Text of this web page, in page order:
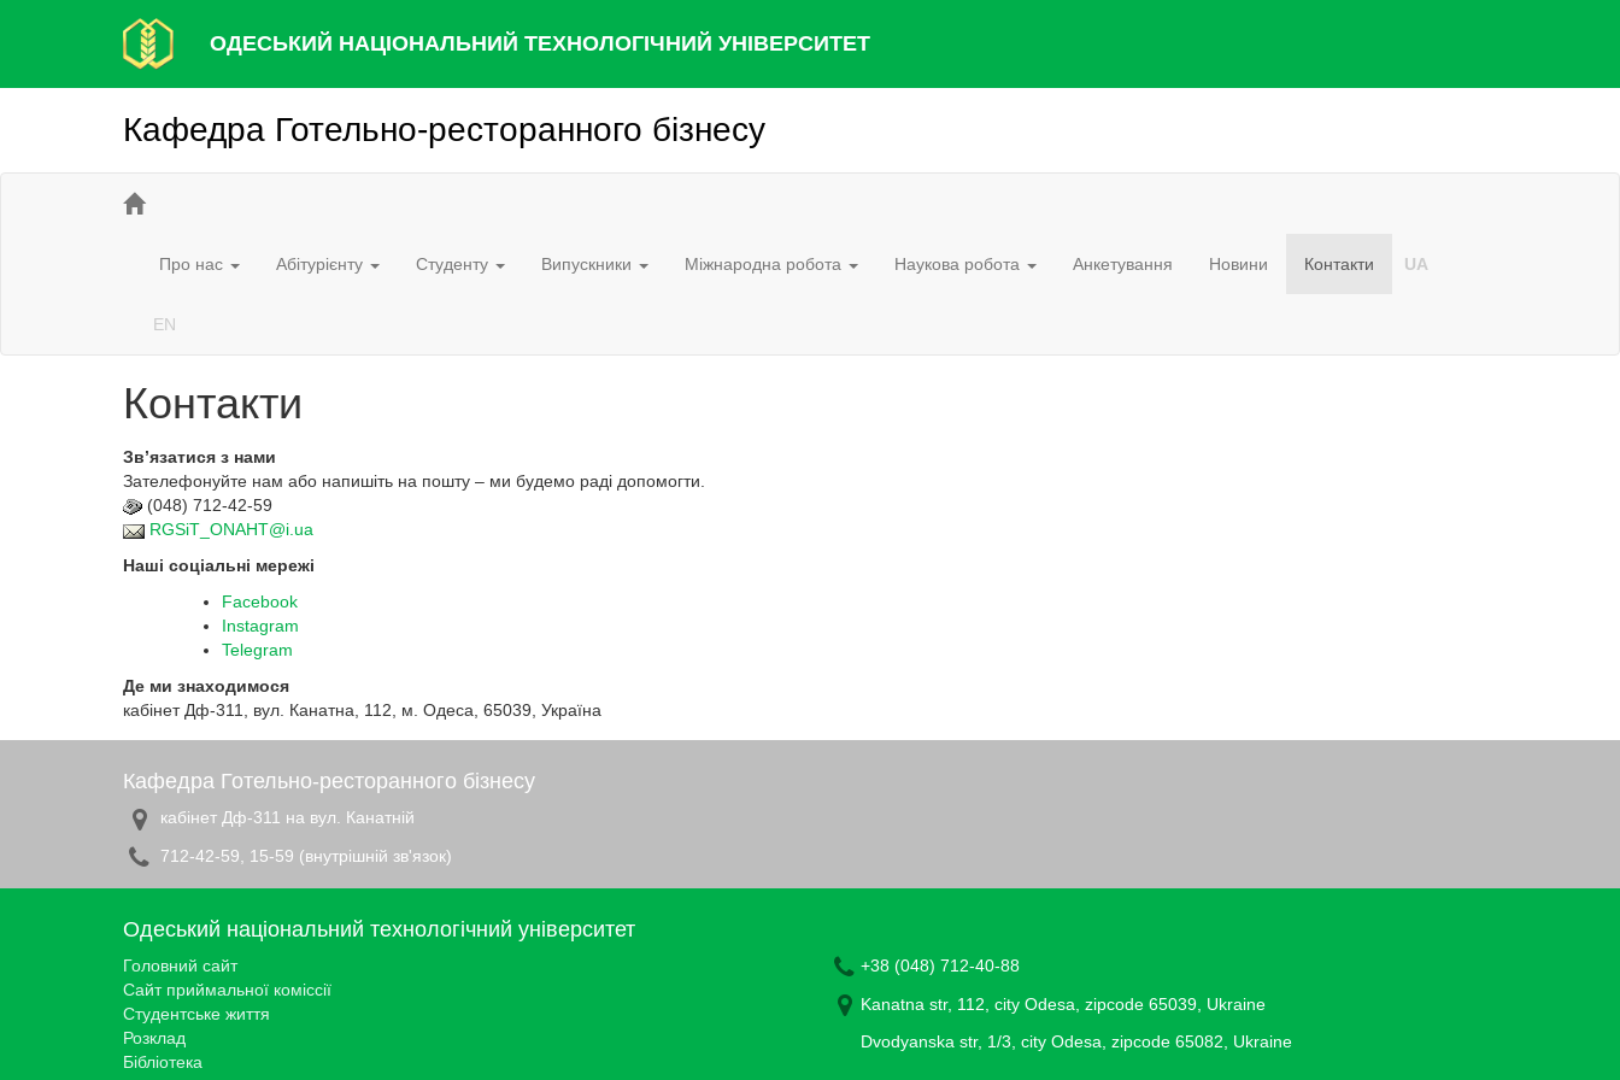
ОДЕСЬКИЙ НАЦІОНАЛЬНИЙ ТЕХНОЛОГІЧНИЙ УНІВЕРСИТЕТ
Кафедра Готельно-ресторанного бізнесу
Про нас Абітурієнту Студенту Випускники Міжнародна робота Наукова робота Анкетування Новини Контакти UA
EN
Контакти
Зв’язатися з нами
Зателефонуйте нам або напишіть на пошту – ми будемо раді допомогти.
(048) 712-42-59
RGSiT_ONAHT@i.ua
Наші соціальні мережі
Facebook
Instagram
Telegram
Де ми знаходимося
кабінет Дф-311, вул. Канатна, 112, м. Одеса, 65039, Україна
Кафедра Готельно-ресторанного бізнесу
кабінет Дф-311 на вул. Канатній
712-42-59, 15-59 (внутрішній зв'язок)
Одеський національний технологічний університет
Головний сайт
Сайт приймальної коміссії
Студентське життя
Розклад
Бібліотека
+38 (048) 712-40-88
Kanatna str, 112, city Odesa, zipcode 65039, Ukraine
Dvodyanska str, 1/3, city Odesa, zipcode 65082, Ukraine